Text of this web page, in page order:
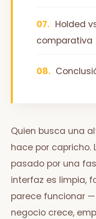
Holded
comparativa
Quien busca una
hace por capricho.
pasado por una
interfaz es limpia,
parece funcionar
negocio crece,